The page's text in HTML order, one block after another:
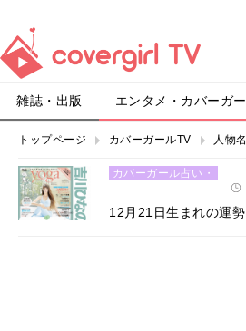
雑誌・出版 エンタメ・カバーガ
トップページ カバーガールTV 人物
カバーガール占い・
12月21日生まれの運